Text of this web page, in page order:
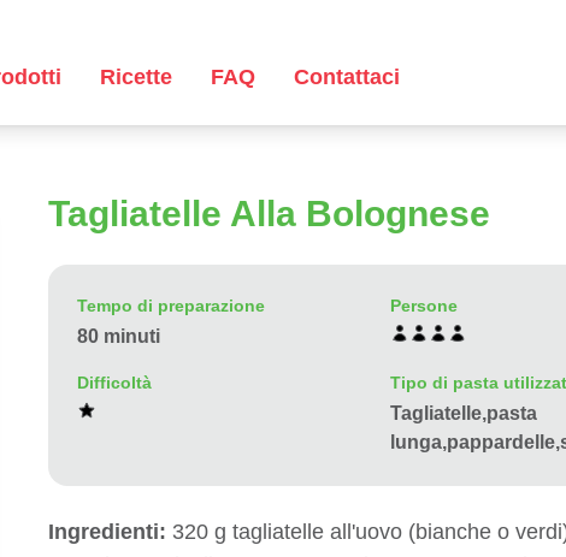
Ricette FAQ Contattaci
Tagliatelle Alla Bolognese
Tempo di preparazione
80 minuti
Persone
Difficoltà Tipo di pasta
Tagliatelle,pasta
Ingredienti: 320 g tagliatelle all'uovo (bianche o